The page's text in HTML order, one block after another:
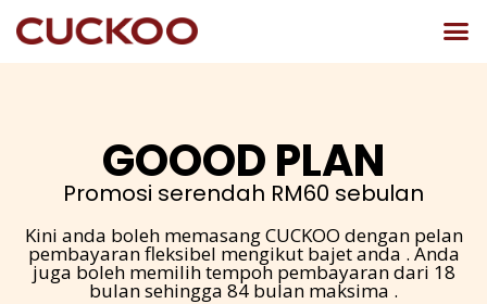
GOOOD PLAN
Promosi serendah RM60 sebulan
Kini anda boleh memasang CUCKOO dengan pelan
pembayaran fleksibel mengikut bajet anda . Anda
juga boleh memilih tempoh pembayaran dari 18
bulan sehingga 84 bulan maksima .